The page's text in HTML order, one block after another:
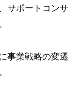
サポートコンサ
事業戦略の変遷